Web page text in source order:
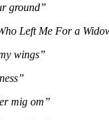
ground”
Left Me For a
wings”
mig om”